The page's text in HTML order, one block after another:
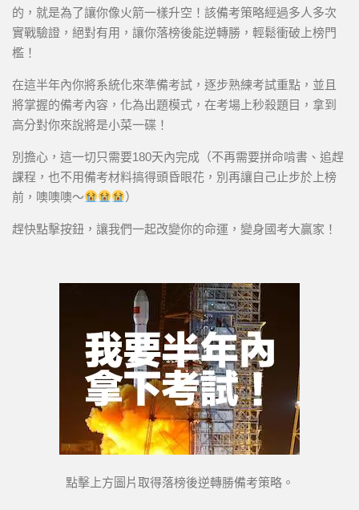
的，就是為了讓你像火箭一樣升空！該備考策略經過多人多次
實戰驗證，絕對有用，讓你落榜後能逆轉勝，輕鬆衝破上榜門
檻！
在這半年內你將系統化來準備考試，逐步熟練考試重點，並且
將掌握的備考內容，化為出題模式，在考場上秒殺題目，拿到
高分對你來說將是小菜一碟！
別擔心，這一切只需要180天內完成（不再需要拼命啃書、追趕
課程，也不用備考材料搞得頭昏眼花，別再讓自己止步於上榜
前，噢噢噢～
）
趕快點擊按鈕，讓我們一起改變你的命運，變身國考大贏家！
點擊上方圖片取得落榜後逆轉勝備考策略。